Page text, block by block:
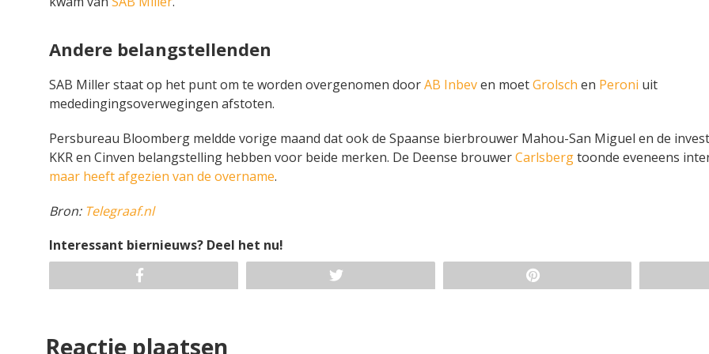
Andere belangstellenden
SAB Miller staat op het punt om te worden overgenomen doorAB Inbeven moetGrolsch en Peroni uit
mededingingsoverwegingen afstoten.
Persbureau Bloomberg meldde vorige maand dat ook de Spaanse bierbrouwer Mahou-San Miguel en de
KKR en Cinven belangstelling hebben voor beide merken. De Deense brouwerCarlsbergtoonde eveneens
maar heeft afgezien van de overname.
Bron: Telegraaf.nl
Interessant biernieuws? Deel het nu!
Reactie plaatsen